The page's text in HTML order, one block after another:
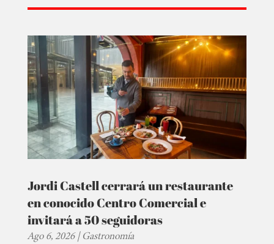
Jordi Castell cerrará un restaurante
en conocido Centro Comercial e
invitará a 50 seguidoras
Ago 6, 2026|Gastronomía